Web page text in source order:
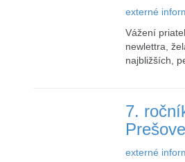
externé
Vážení
newlettra,
najbližších,
7.
externé